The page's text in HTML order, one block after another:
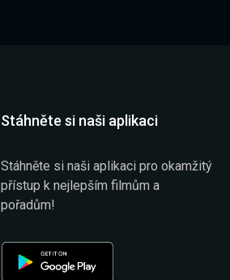
Stáhněte si naši aplikaci
Stáhněte si naši aplikaci pro okamžitý
přístup k nejlepším filmům a
pořadům!